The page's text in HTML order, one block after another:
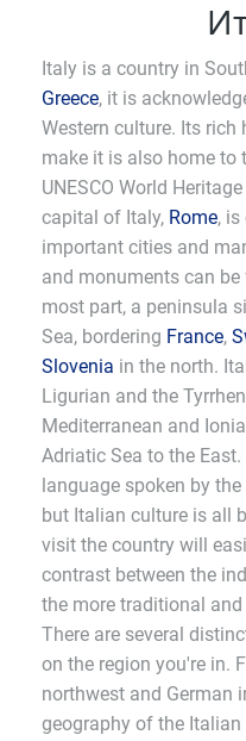
Italy is a country in
Greece, it is
Western culture. Its
make it is also home to
UNESCO World
capital of Italy, Rome, is
important cities and
and monuments can
most part, a peninsula
Sea, bordering France,
Slovenia in the north.
Ligurian and the
Mediterranean and
Adriatic Sea to the
language spoken by
but Italian culture is all
visit the country will
contrast between the
the more traditional
There are several
on the region you're in.
northwest and German
geography of the